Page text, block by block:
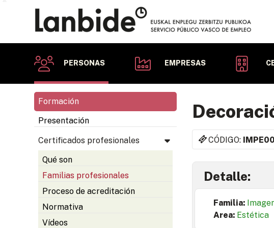
PERSONAS EMPRESAS
Formación
Presentación
Certificados profesionales
Qué son
Familias profesionales
Proceso de acreditación
Normativa
Vídeos
CÓDIGO:
Detalle:
Familia:
Area: Estética